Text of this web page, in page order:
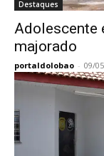
Destaques
Adolescente
majorado
portaldolobao - 09/